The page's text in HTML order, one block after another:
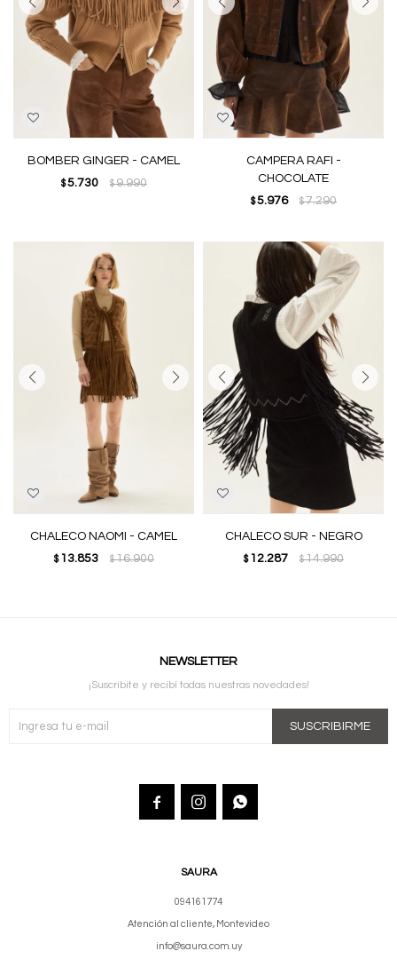
BOMBER GINGER - CAMEL
$ 5.730 $9.990
CAMPERA RAFI -
CHOCOLATE
$ 5.976 $7.290
CHALECO NAOMI - CAMEL
$ 13.853 $16.900
CHALECO SUR - NEGRO
$ 12.287 $14.990
SAURA
094161774
Atención al cliente, Montevideo
info@saura.com.uy
NEWSLETTER
¡Suscribite y recibí todas nuestras novedades!
SUSCRIBIRME
  